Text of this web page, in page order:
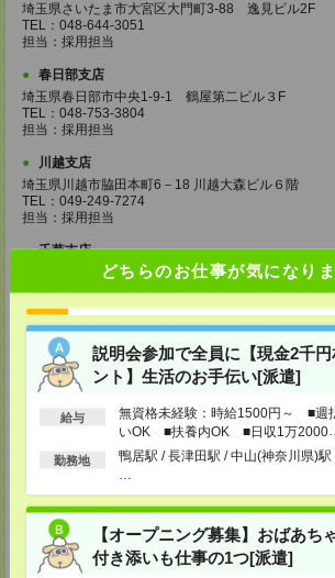
どちらのお仕事が気になり
説明会参加で全員に【現金2千
ント】生活のお手伝い[派遣]
給与
無資格未経験：時給1500円～ ■週
いOK ■扶養内OK ■日収1万2000
以上
勤務地
鴨居駅 / 長津田駅 / 中山(神奈川県)駅
【オープニング募集】おばあち
付き添いも仕事の1つ[派遣]
埼玉県さいたま市大宮区大門町3-88 逸見ビル2F
TEL：048-644-3051
担当：採用担当
春日部支店
埼玉県春日部市中央1-9-1 鶴屋第二ビル３F
TEL：048-753-3804
担当：採用担当
川越支店
埼玉県川越市脇田本町6－18 川越大森ビル６階
TEL：049-249-7274
担当：採用担当
千葉支店
千葉県千葉市中央区富士見1-1-1 千葉駅前ビル8F
TEL：043-307-8867
担当：採用担当
西船橋支店
千葉県船橋市印内町594-1 西船橋NSTビル2F
TEL：047-410-0204
担当：採用担当
松戸支店
千葉県松戸市本町18-4 NBF松戸ビル5F
TEL：047-700-5726
成田支店
千葉県成田市花崎816-2 田村ビル2階
TEL：0476-24-8071
担当：採用担当